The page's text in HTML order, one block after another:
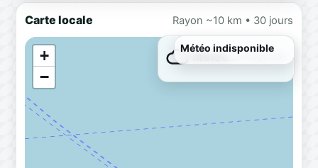
Carte locale Rayon ~10 km • 30 jours
+
−
Météo…Chargement
Météo indisponible